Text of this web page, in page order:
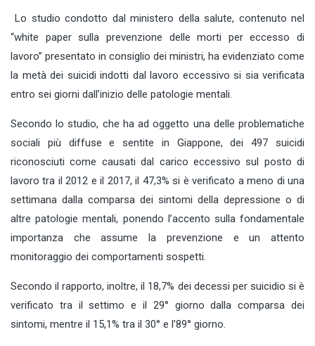
Lo studio condotto dal ministero della salute, contenuto nel
“white paper sulla prevenzione delle morti per eccesso di
lavoro” presentato in consiglio dei ministri, ha evidenziato come
la metà dei suicidi indotti dal lavoro eccessivo si sia verificata
entro sei giorni dall’inizio delle patologie mentali.
Secondo lo studio, che ha ad oggetto una delle problematiche
sociali più diffuse e sentite in Giappone, dei 497 suicidi
riconosciuti come causati dal carico eccessivo sul posto di
lavoro tra il 2012 e il 2017, il 47,3% si è verificato a meno di una
settimana dalla comparsa dei sintomi della depressione o di
altre patologie mentali, ponendo l’accento sulla fondamentale
importanza che assume la prevenzione e un attento
monitoraggio dei comportamenti sospetti.
Secondo il rapporto, inoltre, il 18,7% dei decessi per suicidio si è
verificato tra il settimo e il 29° giorno dalla comparsa dei
sintomi, mentre il 15,1% tra il 30° e l’89° giorno.